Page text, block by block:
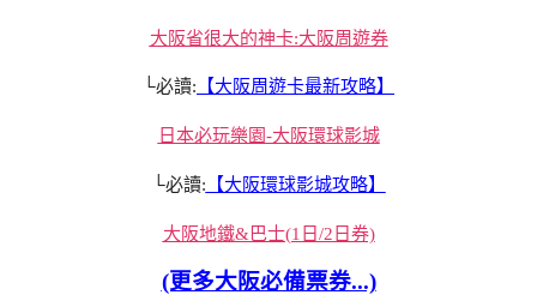
大阪省很大的神卡:大阪周遊券
└必讀: 【大阪周遊卡最新攻略】
日本必玩樂園-大阪環球影城
└必讀: 【大阪環球影城攻略】
大阪地鐵&巴士(1日/2日券)
(更多大阪必備票券...)